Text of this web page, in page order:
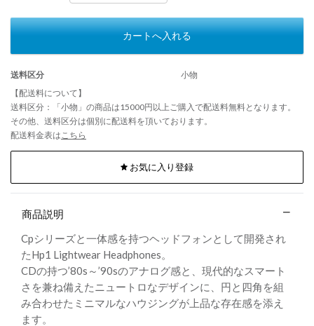
カートへ入れる
送料区分
小物
【配送料について】
送料区分：「小物」の商品は15000円以上ご購入で配送料無料となります。
その他、送料区分は個別に配送料を頂いております。
配送料金表は こちら
お気に入り登録
商品説明
Cpシリーズと一体感を持つヘッドフォンとして開発され
たHp1 Lightwear Headphones。
CDの持つ’80s～’90sのアナログ感と、現代的なスマート
さを兼ね備えたニュートロなデザインに、円と四角を組
み合わせたミニマルなハウジングが上品な存在感を添え
ます。